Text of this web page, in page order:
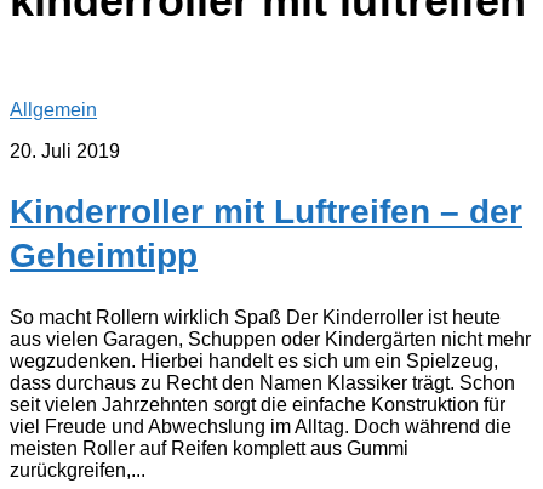
Allgemein
20. Juli 2019
Kinderroller mit Luftreifen – der
Geheimtipp
So macht Rollern wirklich Spaß Der Kinderroller ist heute
aus vielen Garagen, Schuppen oder Kindergärten nicht mehr
wegzudenken. Hierbei handelt es sich um ein Spielzeug,
dass durchaus zu Recht den Namen Klassiker trägt. Schon
seit vielen Jahrzehnten sorgt die einfache Konstruktion für
viel Freude und Abwechslung im Alltag. Doch während die
meisten Roller auf Reifen komplett aus Gummi
zurückgreifen,...